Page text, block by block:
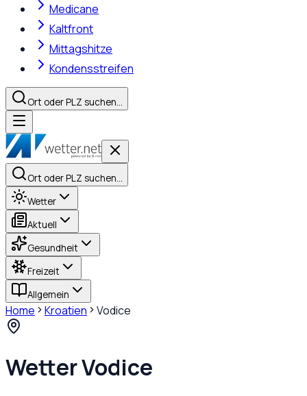
Medicane
Kaltfront
Mittagshitze
Kondensstreifen
Ort oder PLZ suchen…
Ort oder PLZ suchen…
Wetter
Aktuell
Gesundheit
Freizeit
Allgemein
Home Kroatien Vodice
WetterVodice